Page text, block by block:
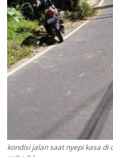
kondisi jalan saat nyepi kasa di